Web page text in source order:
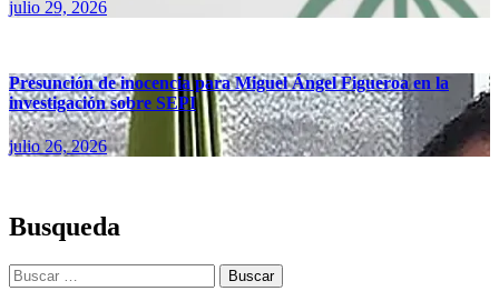
julio 29, 2026
Presunción de inocencia para Miguel Ángel Figueroa en la
investigación sobre SEPI
julio 26, 2026
Busqueda
Buscar: